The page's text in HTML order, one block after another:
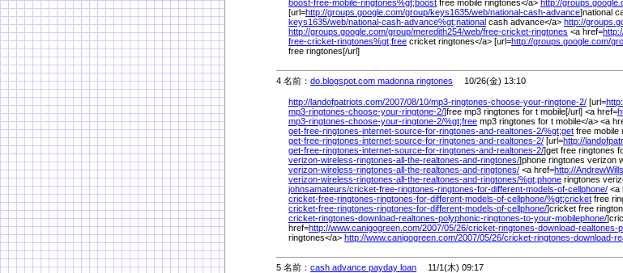
boost-free-mobile-ringtones%gt;boost free mobile ringtones</a> http://
[url=http://groups.google.com/group/keys1635/web/national-cash-advance]national
keys1635/web/national-cash-advance%gt;national cash advance</a> http://
http://groups.google.com/group/meredith254/web/free-cricket-ringtones <a href=
free-cricket-ringtones%gt;free cricket ringtones</a> [url=http://groups.google.com/
free ringtones[/url]
4 名前： do.blogspot.com madonna ringtones 10/26(金) 13:10
http://landofpatriots.com/2007/08/10/mp3-ringtones-choose-your-ringtone-2/ [url=
mp3-ringtones-choose-your-ringtone-2/]free mp3 ringtones for t mobile[/url] <a href=
mp3-ringtones-choose-your-ringtone-2/%gt;free mp3 ringtones for t mobile</a> <a
get-free-ringtones-internet-source-for-ringtones-and-realtones-2/%gt;get free mobile
get-free-ringtones-internet-source-for-ringtones-and-realtones-2/ [url=http://
get-free-ringtones-internet-source-for-ringtones-and-realtones-2/]get free ringtones
verizon-wireless-ringtones-all-the-realtones-and-ringtones/]phone ringtones verizon
verizon-wireless-ringtones-all-the-realtones-and-ringtones/ <a href=http://
verizon-wireless-ringtones-all-the-realtones-and-ringtones/%gt;phone ringtones
johnsamateurs/cricket-free-ringtones-ringtones-for-different-models-of-cellphone/ <a
cricket-free-ringtones-ringtones-for-different-models-of-cellphone/%gt;cricket free
cricket-free-ringtones-ringtones-for-different-models-of-cellphone/]cricket free
cricket-ringtones-download-realtones-polyphonic-ringtones-to-your-mobilephone/
href=http://www.canigogreen.com/2007/05/26/cricket-ringtones-download-realtones-
ringtones</a> http://www.canigogreen.com/2007/05/26/cricket-ringtones-download-
5 名前： cash advance payday loan 11/1(木) 09:17